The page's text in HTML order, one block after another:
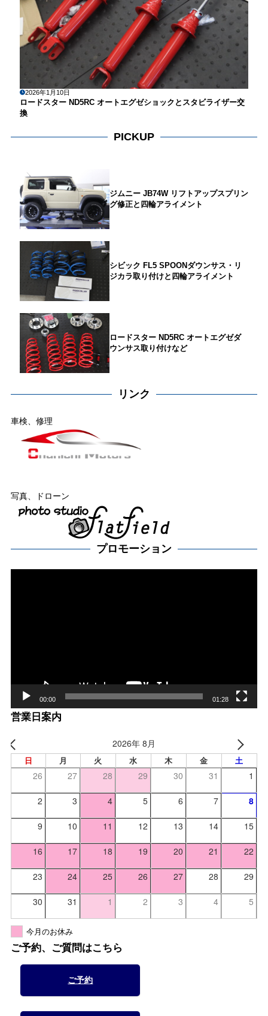
2026年1月10日
ロードスター ND5RC オートエグゼショックとスタビライザー交
換
PICKUP
ジムニー JB74W リフトアップスプリン
グ修正と四輪アライメント
シビック FL5 SPOONダウンサス・リ
ジカラ取り付けと四輪アライメント
ロードスター ND5RC オートエグゼダ
ウンサス取り付けなど
リンク
車検、修理
写真、ドローン
プロモーション
00:00 01:28
営業日案内
2026年 8月
日 月 火 水 木 金 土
26 27 28 29 30 31 1
2 3 4 5 6 7 8
9 10 11 12 13 14 15
16 17 18 19 20 21 22
23 24 25 26 27 28 29
30 31 1 2 3 4 5
今月のお休み
ご予約、ご質問はこちら
ご予約